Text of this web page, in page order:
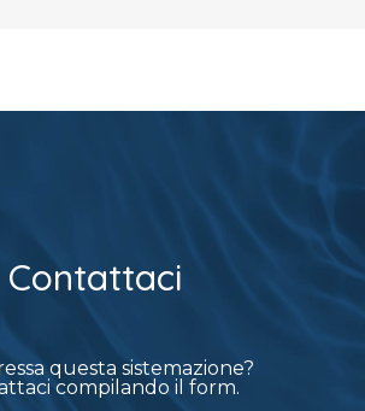
Contattaci
questa sistemazione?
compilando il form.